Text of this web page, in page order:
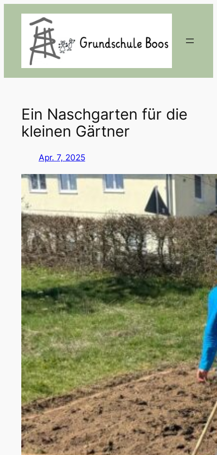
springen
Ein Naschgarten für die
kleinen Gärtner
Apr. 7, 2025